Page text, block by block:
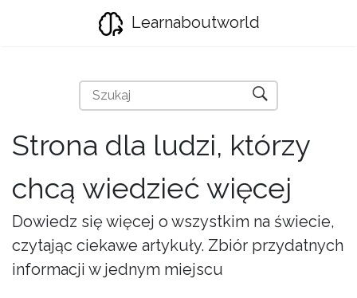
Learnaboutworld
Strona dla ludzi, którzy
chcą wiedzieć więcej
Dowiedz się więcej o wszystkim na świecie,
czytając ciekawe artykuły. Zbiór przydatnych
informacji w jednym miejscu